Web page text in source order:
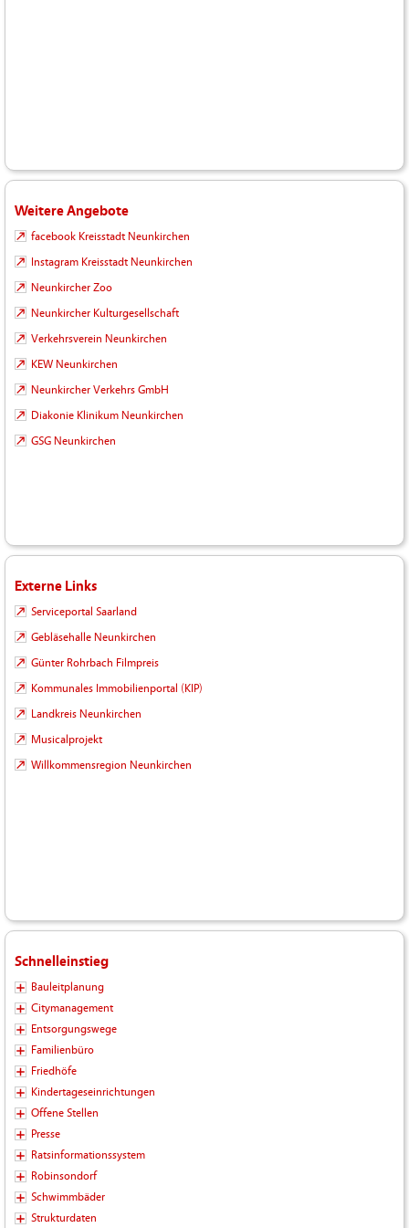
Weitere Angebote
facebook Kreisstadt Neunkirchen
Instagram Kreisstadt Neunkirchen
Neunkircher Zoo
Neunkircher Kulturgesellschaft
Verkehrsverein Neunkirchen
KEW Neunkirchen
Neunkircher Verkehrs GmbH
Diakonie Klinikum Neunkirchen
GSG Neunkirchen
Externe Links
Serviceportal Saarland
Gebläsehalle Neunkirchen
Günter Rohrbach Filmpreis
Kommunales Immobilienportal (KIP)
Landkreis Neunkirchen
Musicalprojekt
Willkommensregion Neunkirchen
Schnelleinstieg
Bauleitplanung
Citymanagement
Entsorgungswege
Familienbüro
Friedhöfe
Kindertageseinrichtungen
Offene Stellen
Presse
Ratsinformationssystem
Robinsondorf
Schwimmbäder
Strukturdaten